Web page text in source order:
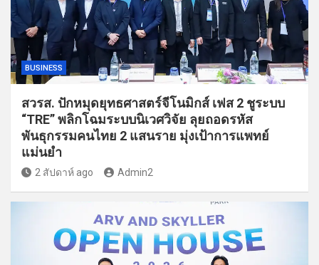
BUSINESS
สวรส. ปักหมุดยุทธศาสตร์จีโนมิกส์ เฟส 2 ชูระบบ
“TRE” พลิกโฉมระบบนิเวศวิจัย ลุยถอดรหัส
พันธุกรรมคนไทย 2 แสนราย มุ่งเป้าการแพทย์
แม่นยำ
2 สัปดาห์ ago Admin2